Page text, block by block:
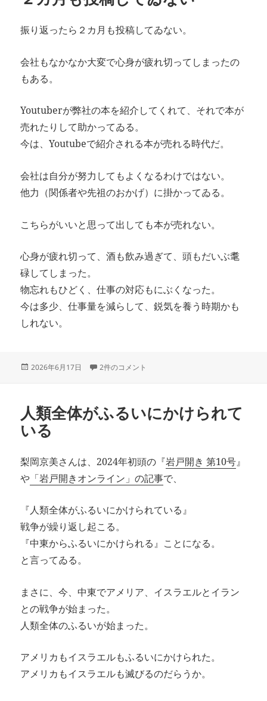
振り返ったら２カ月も投稿してゐない。
会社もなかなか大変で心身が疲れ切ってしまったの
もある。
Youtuberが弊社の本を紹介してくれて、それで本が
売れたりして助かってゐる。
今は、Youtubeで紹介される本が売れる時代だ。
会社は自分が努力してもよくなるわけではない。
他力（関係者や先祖のおかげ）に掛かってゐる。
こちらがいいと思って出しても本が売れない。
心身が疲れ切って、酒も飲み過ぎて、頭もだいぶ耄
碌してしまった。
物忘れもひどく、仕事の対応もにぶくなった。
今は多少、仕事量を減らして、鋭気を養う時期かも
しれない。
投
2026年6月17日 ２カ月も投稿してゐない への
2件のコメント
人類全体がふるいにかけられて
いる
梨岡京美さんは、2024年初頭の『岩戸開き 第10号』
や 「岩戸開きオンライン」の記事で、
『人類全体がふるいにかけられている』
戦争が繰り返し起こる。
『中東からふるいにかけられる』ことになる。
と言ってゐる。
まさに、今、中東でアメリア、イスラエルとイラン
との戦争が始まった。
人類全体のふるいが始まった。
アメリカもイスラエルもふるいにかけられた。
アメリカもイスラエルも滅びるのだらうか。